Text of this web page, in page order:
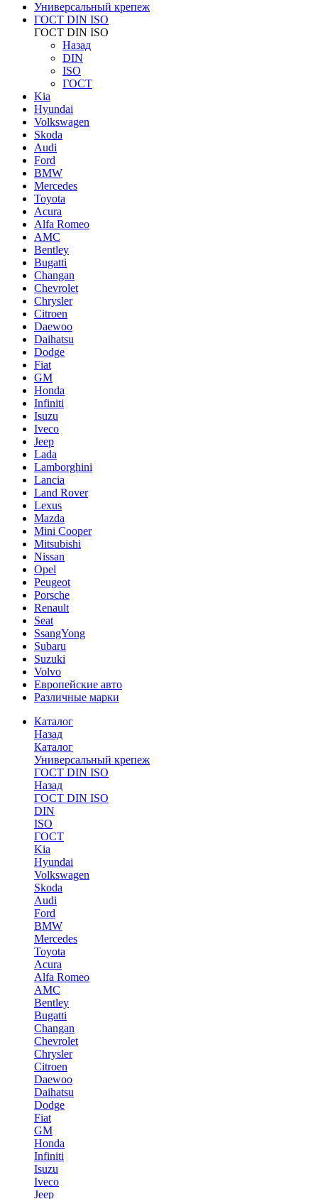
Универсальный крепеж
ГОСТ DIN ISO
ГОСТ DIN ISO
Назад
DIN
ISO
ГОСТ
Kia
Hyundai
Volkswagen
Skoda
Audi
Ford
BMW
Mercedes
Toyota
Acura
Alfa Romeo
AMC
Bentley
Bugatti
Changan
Chevrolet
Chrysler
Citroen
Daewoo
Daihatsu
Dodge
Fiat
GM
Honda
Infiniti
Isuzu
Iveco
Jeep
Lada
Lamborghini
Lancia
Land Rover
Lexus
Mazda
Mini Cooper
Mitsubishi
Nissan
Opel
Peugeot
Porsche
Renault
Seat
SsangYong
Subaru
Suzuki
Volvo
Европейские авто
Различные марки
Каталог
Назад
Каталог
Универсальный крепеж
ГОСТ DIN ISO
Назад
ГОСТ DIN ISO
DIN
ISO
ГОСТ
Kia
Hyundai
Volkswagen
Skoda
Audi
Ford
BMW
Mercedes
Toyota
Acura
Alfa Romeo
AMC
Bentley
Bugatti
Changan
Chevrolet
Chrysler
Citroen
Daewoo
Daihatsu
Dodge
Fiat
GM
Honda
Infiniti
Isuzu
Iveco
Jeep